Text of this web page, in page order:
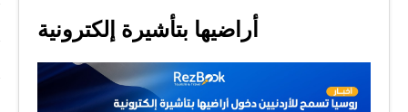
أراضيها بتأشيرة إلكترونية